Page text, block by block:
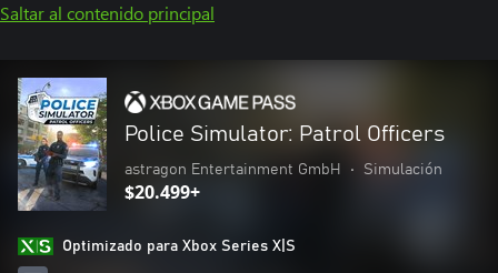
Saltar al contenido principal
Police Simulator: Patrol Officers
astragon Entertainment GmbH • Simulación
$20.499+
Optimizado para Xbox Series X|S